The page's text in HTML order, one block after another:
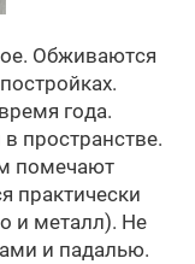
Обживаются
года.
пространстве.
помечают
практически
и металл). Не
и падалью.